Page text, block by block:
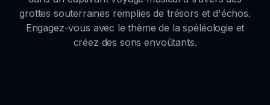
grottes souterraines remplies de trésors et d'échos.
Engagez-vous avec le thème de la spéléologie et
créez des sons envoûtants.